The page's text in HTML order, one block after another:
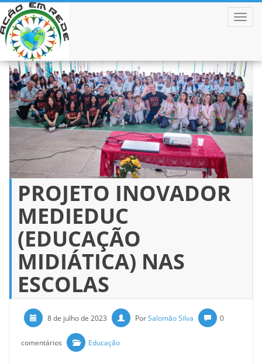
Pular
para
o
conteúdo
PROJETO INOVADOR
MEDIEDUC
(EDUCAÇÃO
MIDIÁTICA) NAS
ESCOLAS
8 de julho de 2023 PorSalomão Silva 0
comentários Educação